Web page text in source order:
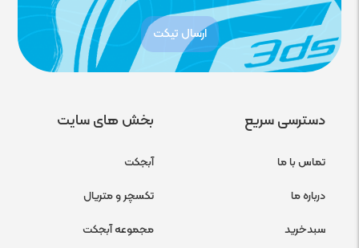
ارسال تیکت
دسترسی سریع
تماس با ما
درباره ما
سبدخرید
بخش های سایت
آبجکت
تکسچر و متریال
مجموعه آبجکت